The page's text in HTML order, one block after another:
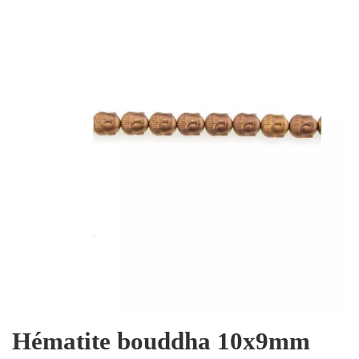
Hématite bouddha 10x9mm